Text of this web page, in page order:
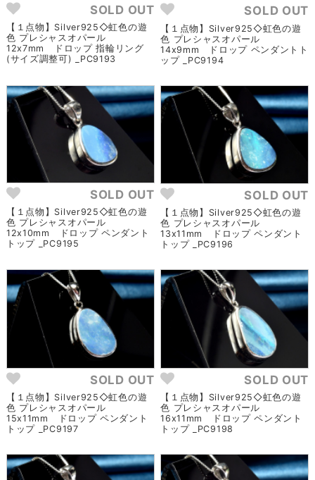
SOLD OUT
【１点物】Silver925◇虹色の遊
色 プレシャスオパール
12x7mm ドロップ 指輪リング
(サイズ調整可) _PC9193
SOLD OUT
【１点物】Silver925◇虹色の遊
色 プレシャスオパール
14x9mm ドロップ ペンダントト
ップ _PC9194
SOLD OUT
【１点物】Silver925◇虹色の遊
色 プレシャスオパール
12x10mm ドロップ ペンダント
トップ _PC9195
SOLD OUT
【１点物】Silver925◇虹色の遊
色 プレシャスオパール
13x11mm ドロップ ペンダント
トップ _PC9196
SOLD OUT
【１点物】Silver925◇虹色の遊
色 プレシャスオパール
15x11mm ドロップ ペンダント
トップ _PC9197
SOLD OUT
【１点物】Silver925◇虹色の遊
色 プレシャスオパール
16x11mm ドロップ ペンダント
トップ _PC9198